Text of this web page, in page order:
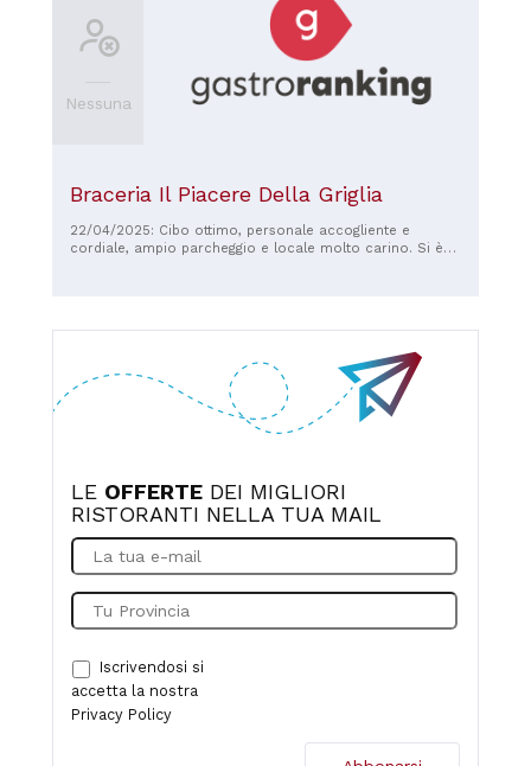
Nessuna
Braceria Il Piacere Della Griglia
22/04/2025: Cibo ottimo, personale accogliente e
cordiale, ampio parcheggio e locale molto carino. Si è
LE OFFERTE DEI MIGLIORI
RISTORANTI NELLA TUA MAIL
Iscrivendosi si
accetta la nostra
Privacy Policy